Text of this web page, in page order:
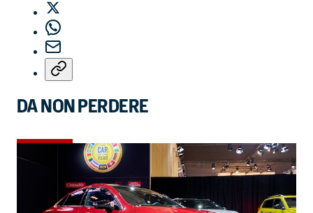
DA NON PERDERE